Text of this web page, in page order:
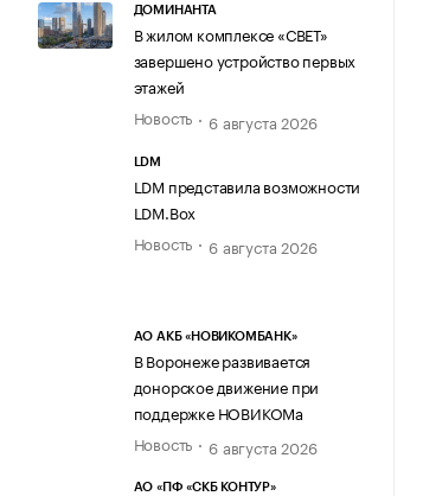
ДОМИНАНТА
В жилом комплексе «СВЕТ»
завершено устройство первых
этажей
Новость
6 августа 2026
LDM
LDM представила возможности
LDM.Box
Новость
6 августа 2026
АО АКБ «НОВИКОМБАНК»
В Воронеже развивается
донорское движение при
поддержке НОВИКОМа
Новость
6 августа 2026
АО «ПФ «СКБ КОНТУР»